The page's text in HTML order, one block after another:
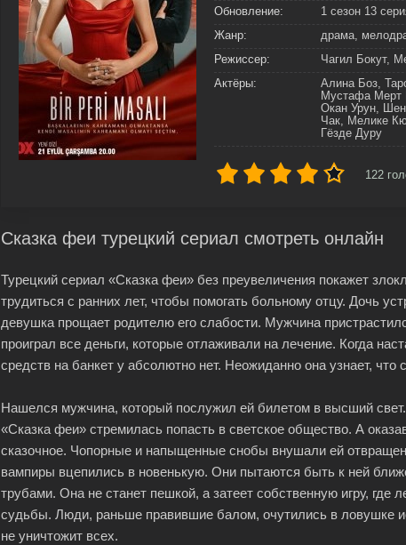
Обновление:
1 сезон 13
Жанр:
драма,
Режиссер:
Чагил Бокут,
Актёры:
Алина Боз,
Мустафа Мерт
Окан Урун,
Чак, Мелике
Гёзде Дуру
122
Сказка феи турецкий сериал смотреть онлайн
Турецкий сериал «Сказка феи» без преувеличения покажет
трудиться с ранних лет, чтобы помогать больному отцу. Дочь
девушка прощает родителю его слабости. Мужчина
проиграл все деньги, которые отлаживали на лечение. Когда
средств на банкет у абсолютно нет. Неожиданно она узнает,
Нашелся мужчина, который послужил ей билетом в высший свет.
«Сказка феи» стремилась попасть в светское общество. А
сказочное. Чопорные и напыщенные снобы внушали ей
вампиры вцепились в новенькую. Они пытаются быть к ней
трубами. Она не станет пешкой, а затеет собственную игру, где
судьбы. Люди, раньше правившие балом, очутились в ловушке
не уничтожит всех.